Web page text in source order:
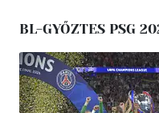
BL-GYŐZTES PSG